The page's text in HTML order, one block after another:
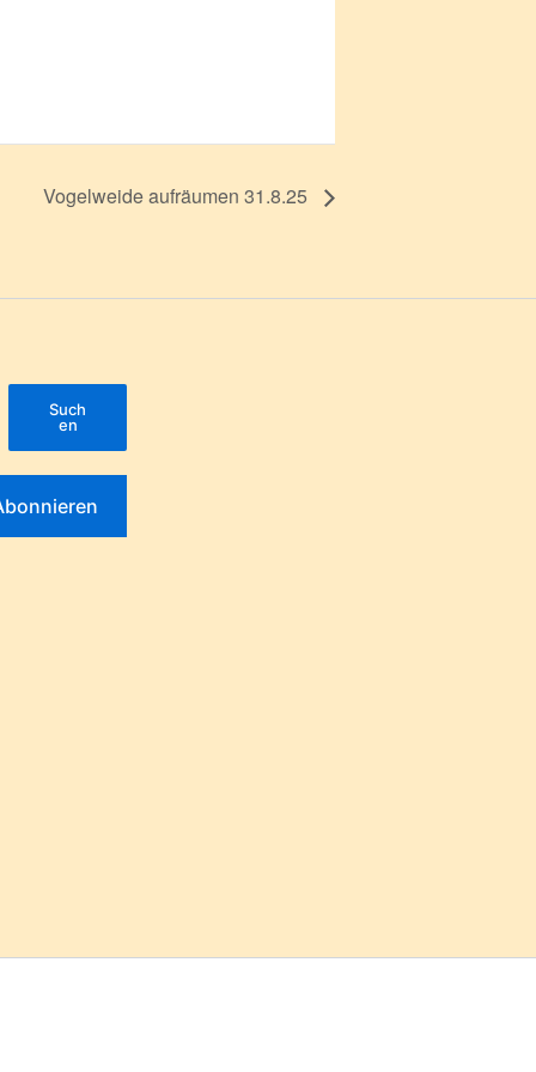
Vogelweide aufräumen 31.8.25
Such
en